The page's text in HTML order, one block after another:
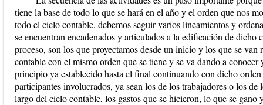
tiene la base de todo lo que se hará en el año y el orden que nos
todo el ciclo contable, debemos seguir varios lineamientos y
se encuentran encadenados y articulados a la edificación de dicho
proceso, son los que proyectamos desde un inicio y los que se
contable con el mismo orden que se tiene y se va dando a
principio ya establecido hasta el final continuando con dicho
participantes involucrados, ya sean los de los trabajadores o los
largo del ciclo contable, los gastos que se hicieron, lo que se gano